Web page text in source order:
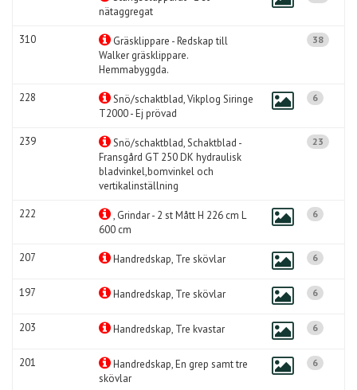
nätaggregat
310
Gräsklippare - Redskap till
Walker gräsklippare.
Hemmabyggda.
38
228
Snö/schaktblad, Vikplog Siringe
T2000 - Ej prövad
6
239
Snö/schaktblad, Schaktblad -
Fransgård GT 250 DK hydraulisk
bladvinkel,bomvinkel och
vertikalinställning
23
222
, Grindar - 2 st Mått H 226 cm L
600 cm
6
207 Handredskap, Tre skövlar 6
197 Handredskap, Tre skövlar 6
203 Handredskap, Tre kvastar 6
201
Handredskap, En grep samt tre
skövlar
6